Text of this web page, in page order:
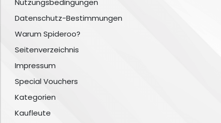
Nutzungsbedingungen
Datenschutz-Bestimmungen
Warum Spideroo?
Seitenverzeichnis
Impressum
Special Vouchers
Kategorien
Kaufleute